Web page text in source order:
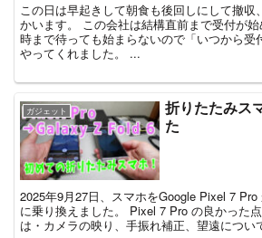
この日は早起きして朝食も後回しにして撤収
かいます。 この会社は結構直前まで受付が
時まで待っても始まらないので「いつから受
やってくれました。 ...
ガジェット
折りたたみス
た
2025年9月27日、スマホをGoogle Pixel 7
に乗り換えました。 Pixel 7 Pro の良かった
は・カメラの映り、手振れ補正、望遠につい